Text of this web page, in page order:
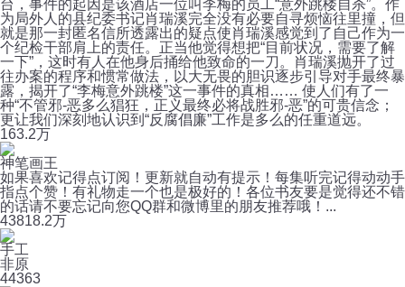
台，事件的起因是该酒店一位叫李梅的员工“意外跳楼自杀”。作
为局外人的县纪委书记肖瑞溪完全没有必要自寻烦恼往里撞，但
就是那一封匿名信所透露出的疑点使肖瑞溪感觉到了自己作为一
个纪检干部肩上的责任。正当他觉得想把“目前状况，需要了解
一下”，这时有人在他身后捅给他致命的一刀。肖瑞溪抛开了过
往办案的程序和惯常做法，以大无畏的胆识逐步引导对手最终暴
露，揭开了“李梅意外跳楼”这一事件的真相…… 使人们有了一
种“不管邪-恶多么猖狂，正义最终必将战胜邪-恶”的可贵信念；
更让我们深刻地认识到“反腐倡廉”工作是多么的任重道远。
163.2万
神笔画王
如果喜欢记得点订阅！更新就自动有提示！每集听完记得动动手
指点个赞！有礼物走一个也是极好的！各位书友要是觉得还不错
的话请不要忘记向您QQ群和微博里的朋友推荐哦！...
43818.2万
手工
非原
44363